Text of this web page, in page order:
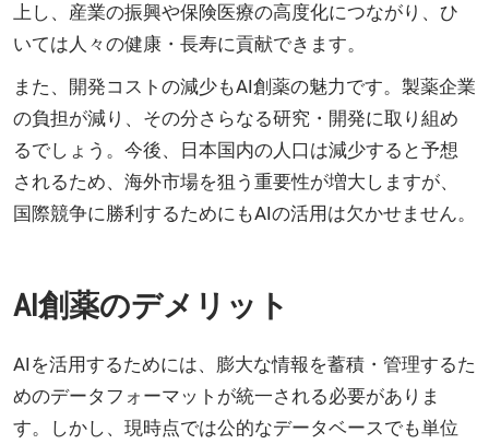
上し、産業の振興や保険医療の高度化につながり、ひ
いては人々の健康・長寿に貢献できます。
また、開発コストの減少もAI創薬の魅力です。製薬企業
の負担が減り、その分さらなる研究・開発に取り組め
るでしょう。今後、日本国内の人口は減少すると予想
されるため、海外市場を狙う重要性が増大しますが、
国際競争に勝利するためにもAIの活用は欠かせません。
AI創薬のデメリット
AIを活用するためには、膨大な情報を蓄積・管理するた
めのデータフォーマットが統一される必要がありま
す。しかし、現時点では公的なデータベースでも単位